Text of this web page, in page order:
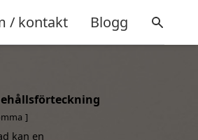
/ kontakt Blogg
kan en